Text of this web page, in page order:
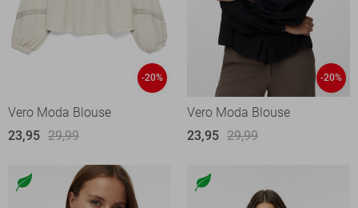
-20%
Vero Moda Blouse
23,95 29,99
-20%
Vero Moda Blouse
23,95 29,99